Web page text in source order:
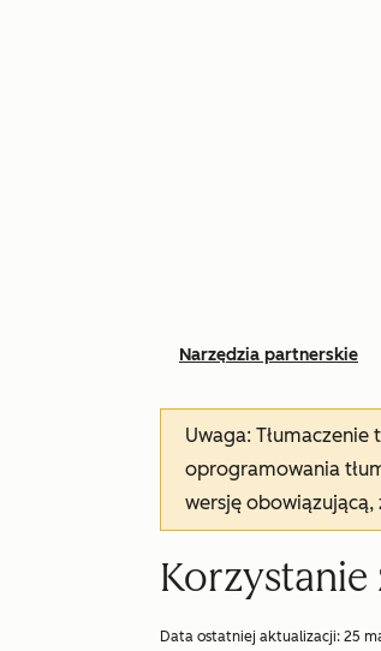
Narzędzia partnerskie
Uwaga:
oprogramowania
wersję
Korzystanie
Data ostatniej aktualizacji: 25